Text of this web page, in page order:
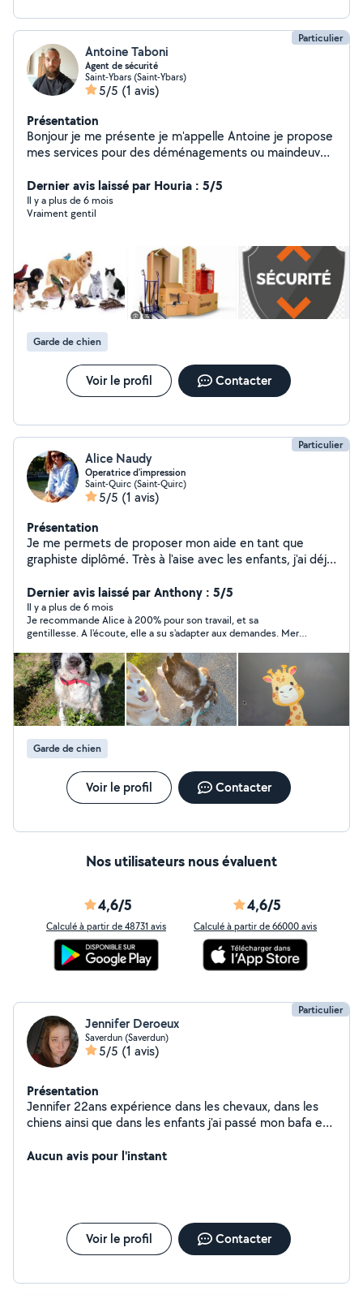
Particulier
Antoine Taboni
Agent de sécurité
Saint-Ybars (Saint-Ybars)
5/5 (1 avis)
Présentation
Bonjour je me présente je m'appelle Antoine je propose
mes services pour des déménagements ou maindeuve
agent de sécurité de métier et gardiens je peut
également faire chauffeur pour les personnes qui autre
demande. Je pratique sport je reste à vôtre disposition
Dernier avis laissé par Houria : 5/5
Il y a plus de 6 mois
Vraiment gentil
Garde de chien
Voir le profil Contacter
Particulier
Alice Naudy
Operatrice d'impression
Saint-Quirc (Saint-Quirc)
5/5 (1 avis)
Présentation
Je me permets de proposer mon aide en tant que
graphiste diplômé. Très à l'aise avec les enfants, j'ai déjà
et ma mère est assistante maternelle. Je peux aussi
garder vos chien, nous avons un jardin clôturé et 2 husky.
Je peux aussi vous aidez pour d'autres tâches.
Dernier avis laissé par Anthony : 5/5
Il y a plus de 6 mois
Je recommande Alice à 200% pour son travail, et sa
gentillesse. A l'écoute, elle a su s'adapter aux demandes. Merci
Garde de chien
Voir le profil Contacter
Nos utilisateurs nous évaluent
4,6/5
Calculé à partir de 48731 avis
4,6/5
Calculé à partir de 66000 avis
Particulier
Jennifer Deroeux
Saverdun (Saverdun)
5/5 (1 avis)
Présentation
Jennifer 22ans expérience dans les chevaux, dans les
chiens ainsi que dans les enfants j'ai passé mon bafa en
Aucun avis pour l'instant
Voir le profil Contacter